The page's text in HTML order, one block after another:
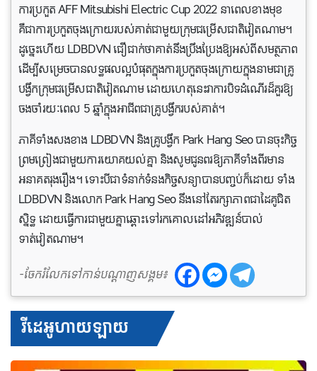
ការប្រកួត AFF Mitsubishi Electric Cup 2022 នាពេលខាងមុខ
គឺជាការប្រកួតចុងក្រោយរបស់គាត់ជាមួយក្រុមជម្រើសជាតិវៀតណាម។
ដូច្នេះហើយ LDBDVN ជឿជាក់ថាគាត់នឹងប្រឹងប្រែងឱ្យអស់ពីសមត្ថភាព
ដើម្បីសម្រេចបានលទ្ធផលល្អបំផុតក្នុងការប្រកួតចុងក្រោយក្នុងនាមជាគ្រូ
បង្វឹកក្រុមជម្រើស​ជាតិវៀតណាម ដោយហេតុនេះវាការបិទដំណើរដ៏គួរឱ្យ
ចងចាំរយៈពេល 5 ឆ្នាំក្នុងអាជីពជាគ្រូបង្វឹករបស់គាត់។
ភាគីទាំងសងខាង LDBDVN និងគ្រូបង្វឹក Park Hang Seo បានចុះកិច្ច
ព្រមព្រៀងជាមួយការយោគយល់គ្នា និងសូមជូនពរឱ្យភាគីទាំងពីរមាន
អនាគតរុងរឿង។ ទោះបីជាទំនាក់ទំនងកិច្ចសន្យាបានបញ្ចប់ក៏ដោយ ទាំង
LDBDVN និងលោក Park Hang Seo នឹងនៅតែរក្សាភាពជាដៃគូជិត
ស្និទ្ធ ដោយធ្វើការជាមួយគ្នាឆ្ពោះទៅរកគោលដៅអភិវឌ្ឍន៍បាល់
ទាត់វៀតណាម។
-ចែករំលែកទៅកាន់បណ្តាញសង្គម៖
វីដេអូហាយឡាយ